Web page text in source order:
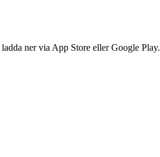
ner via App Store eller Google Play.